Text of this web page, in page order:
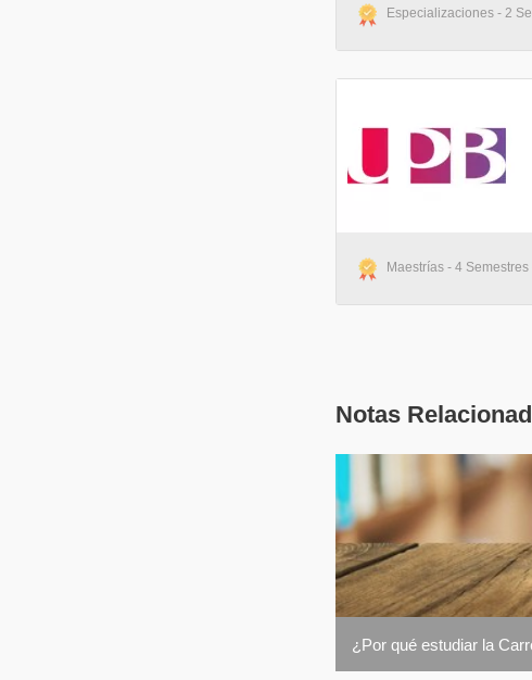
Especializaciones - 2
Maestrías - 4
Notas
¿Por qué estudiar la